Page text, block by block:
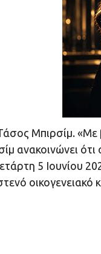
Μπιρσίμ.
ανακοινώνει
5 Ιουνίου